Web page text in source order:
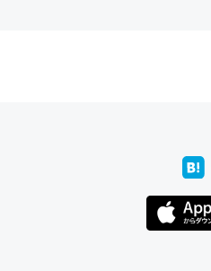
─たまにLINEするくらいだった遠方の
きる。一生で親と会える残り時間
─たまにLINEするくらいだった遠方の